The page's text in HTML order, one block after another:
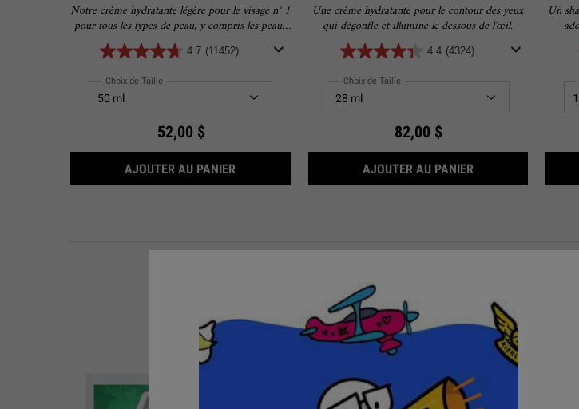
Notre crème hydratante légère pour le visage n° 1
pour tous les types de peau, y compris les peaux
sensibles. Formulée avec 4,5 % de squalane pour
offrir une hydratation de 24 heures pour une
4.7 (11452)
Choix de Taille
52,00 $
AJOUTER AU PANIER
Une crème hydratante pour le contour des yeux
qui dégonfle et illumine le dessous de l'œil.
4.4 (4324)
Choix de Taille
82,00 $
AJOUTER AU PANIER CRÈME CONTOUR
Un